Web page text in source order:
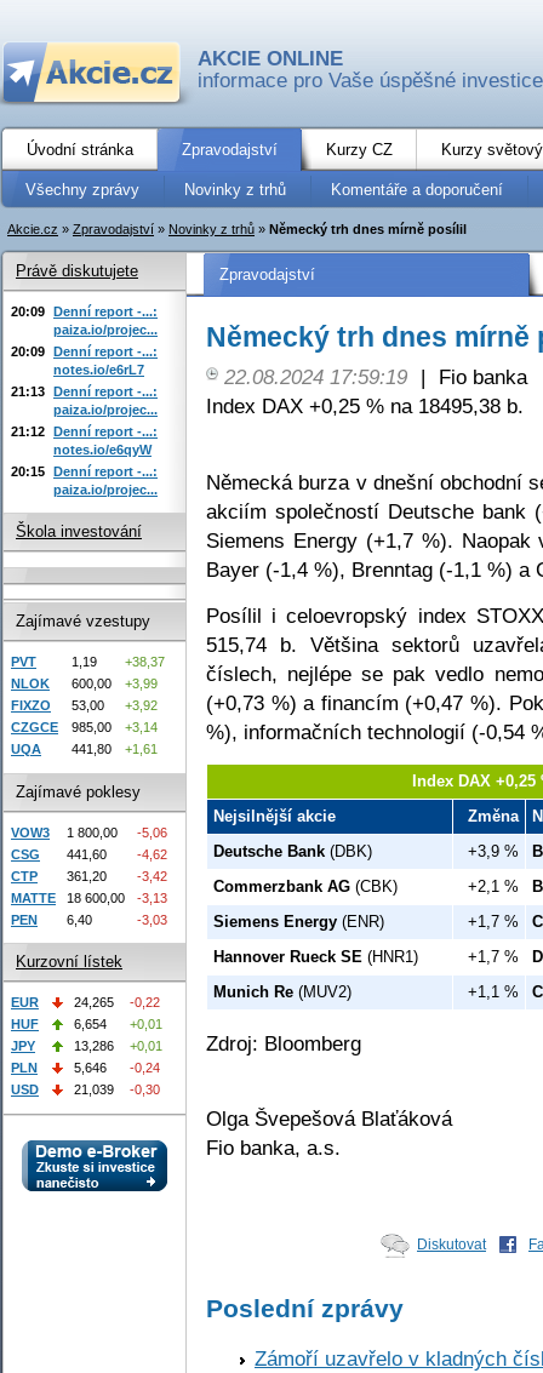
AKCIE ONLINE
informace pro Vaše úspěšné investice
Úvodní stránka Zpravodajství Kurzy CZ Kurzy
Všechny zprávy Novinky z trhů Komentáře a doporučení
Akcie.cz » Zpravodajství » Novinky z trhů » Německý trh dnes mírně posílil
Zpravodajství
Německý trh dnes mírně
22.08.2024 17:59:19 |
Fio banka
Index DAX +0,25 % na 18495,38 b.
Německá burza v dnešní obchodní
akciím společností Deutsche bank
Siemens Energy (+1,7 %).
Bayer (-1,4 %), Brenntag (-1,1 %) a
Posílil i celoevropský index
515,74 b. Většina sektorů
číslech, nejlépe se pak vedlo
(+0,73 %) a financím (+0,47 %).
%), informačních technologií (-0,54
Index DAX
Nejsilnější akcie
Změna
Deutsche Bank (DBK) +3,9 %
Commerzbank AG (CBK) +2,1 %
Siemens Energy (ENR) +1,7 %
Hannover Rueck SE (HNR1) +1,7 %
Munich Re (MUV2) +1,1 %
Zdroj: Bloomberg
Olga Švepešová Blaťáková
Fio banka, a.s.
Diskutovat
Poslední zprávy
Zámoří uzavřelo v kladných
Právě diskutujete
20:09 Denní report -...:
paiza.io/projec...
20:09 Denní report -...:
notes.io/e6rL7
21:13 Denní report -...:
paiza.io/projec...
21:12 Denní report -...:
notes.io/e6qyW
20:15 Denní report -...:
paiza.io/projec...
Škola investování
Zajímavé vzestupy
PVT 1,19
+38,37
NLOK
600,00
+3,99
FIXZO
53,00
+3,92
CZGCE
985,00
+3,14
UQA
441,80 +1,61
Zajímavé poklesy
VOW3 1 800,00
-5,06
CSG
441,60
-4,62
CTP
361,20
-3,42
MATTE
18 600,00
-3,13
PEN
6,40 -3,03
Kurzovní lístek
EUR 24,265
-0,22
HUF
6,654
+0,01
JPY
13,286
+0,01
PLN
5,646
-0,24
USD
21,039 -0,30